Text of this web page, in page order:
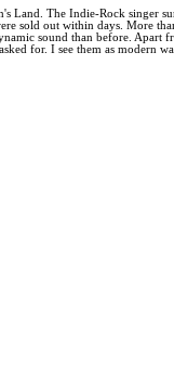
Land. The Indie-Rock
sold out within days. More
sound than before.
for. I see them as modern